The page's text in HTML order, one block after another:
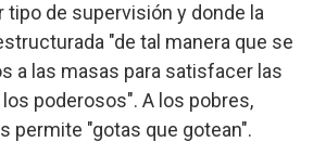
tipo de supervisión y donde la
"de tal manera que se
a las masas para satisfacer las
poderosos". A los pobres,
permite "gotas que gotean".